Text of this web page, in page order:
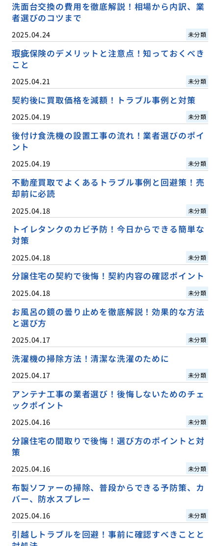
洗面台交換の費用を徹底解説！相場から内訳、業
者選びのコツまで
2025.04.24 未分類
瑕疵保険のデメリットと注意点！知っておくべき
こと
2025.04.21 未分類
契約後に買取価格を減額！トラブル事例と対策
2025.04.19 未分類
後付け食洗機の設置工事の流れ！業者選びのポイ
ント
2025.04.19 未分類
不動産買取でよくあるトラブル事例と回避策！売
却前に必読
2025.04.18 未分類
トイレタンクのカビ予防！今日からできる簡単な
対策
2025.04.18 未分類
分譲住宅の契約で後悔！契約内容の確認ポイント
2025.04.18 未分類
お風呂の鏡の曇り止めを徹底解説！効果的な方法
と選び方
2025.04.17 未分類
洗濯機の掃除方法！清潔な洗濯のために
2025.04.17 未分類
アンテナ工事の業者選び！後悔しないためのチェ
ックポイント
2025.04.16 未分類
分譲住宅の間取りで後悔！選び方のポイントと対
策
2025.04.16 未分類
布製ソファーの掃除、普段からできる予防策、カ
バー、防水スプレー
2025.04.16 未分類
引越しトラブルを回避！事前に確認すべきことと